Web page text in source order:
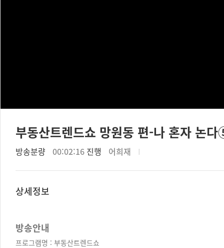
부동산트렌드쇼 망원동 편-나 혼자 논
방송분량 00:02:16 진행 어희재 I
상세정보
방송안내
프로그램명 : 부동산트렌드쇼